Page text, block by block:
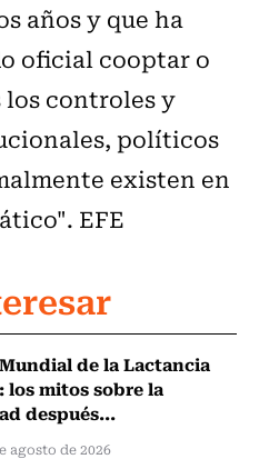
años y que ha
oficial cooptar o
controles y
políticos
existen en
EFE
de la Lactancia
los mitos sobre la
después...
agosto de 2026